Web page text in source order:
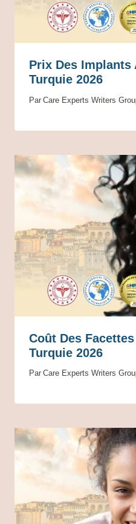
Prix Des Implants
Turquie 2026
Par Care Experts Writers
Coût Des
Turquie 2026
Par Care Experts Writers